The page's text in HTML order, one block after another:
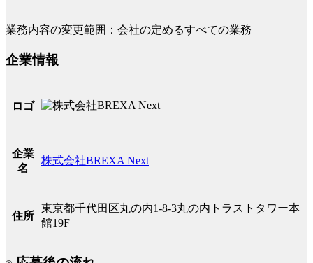
業務内容の変更範囲：会社の定めるすべての業務
企業情報
ロゴ
企業
名
株式会社BREXA Next
住所
東京都千代田区丸の内1-8-3丸の内トラストタワー本
館19F